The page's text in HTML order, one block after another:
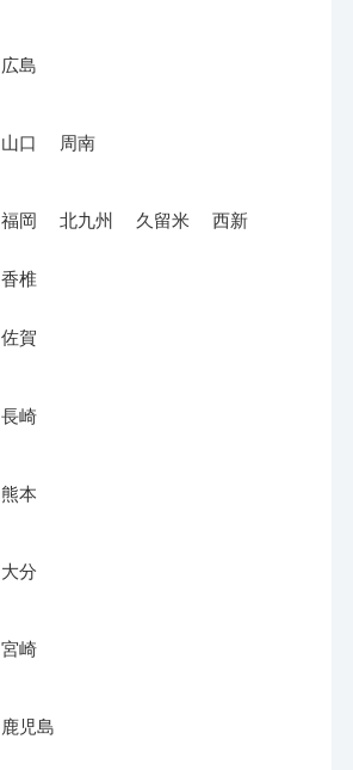
広島
山口 周南
福岡 北九州 久留米 西新
香椎
佐賀
長崎
熊本
大分
宮崎
鹿児島